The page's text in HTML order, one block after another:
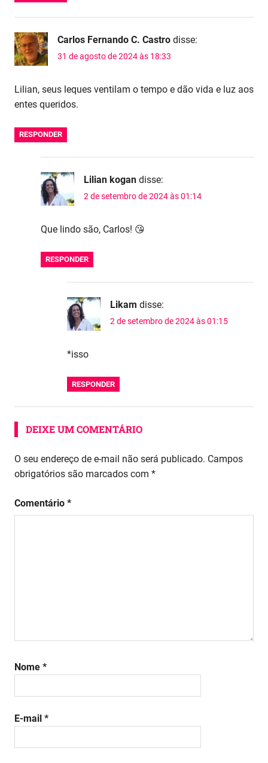
Carlos Fernando C. Castro disse:
31 de agosto de 2024 às 18:33
Lilian, seus leques ventilam o tempo e dão vida e luz aos
entes queridos.
RESPONDER
Lilian kogan disse:
2 de setembro de 2024 às 01:14
Que lindo são, Carlos! 😘
RESPONDER
Likam disse:
2 de setembro de 2024 às 01:15
*isso
RESPONDER
DEIXE UM COMENTÁRIO
O seu endereço de e-mail não será publicado. Campos
obrigatórios são marcados com *
Comentário *
Nome *
E-mail *